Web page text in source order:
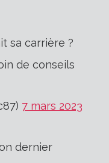
sa carrière ?
de conseils
7 mars 2023
dernier